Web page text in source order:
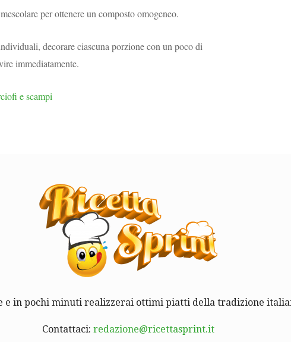
per ottenere un composto omogeneo.
decorare ciascuna porzione con un poco di
immediatamente.
e scampi
e in pochi minuti realizzerai ottimi piatti della tradizione
Contattaci: redazione@ricettasprint.it